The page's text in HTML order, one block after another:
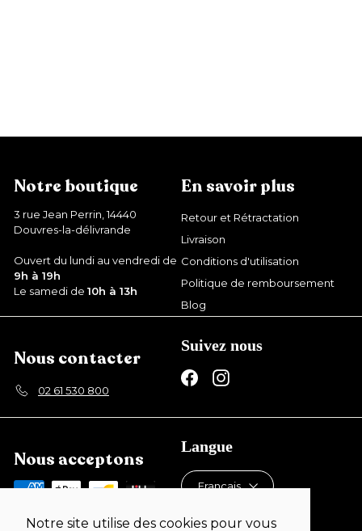
Notre site utilise des cookies pour vous
9
Notre boutique
3 rue Jean Perrin, 14440
Douvres-la-délivrande
Ouvert du lundi au vendredi de
9h à 19h
Le samedi de 10h à 13h
En savoir plus
Retour et Rétractation
Livraison
Conditions d'utilisation
Politique de remboursement
Blog
Nous contacter
02 61 530 800
Suivez nous
FacebookInstagram
Nous acceptons
Langue
Français
Devise